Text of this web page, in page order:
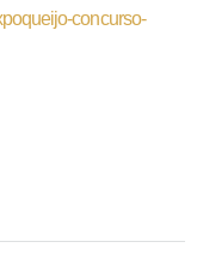
concurso-